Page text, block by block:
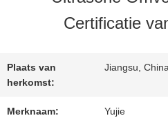
ONS
Certificatie
Plaats van
herkomst:
Jiangsu,
Merknaam: Yujie